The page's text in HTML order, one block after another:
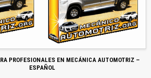
PROFESIONALES EN MECÁNICA AUTOMOTRIZ –
ESPAÑOL